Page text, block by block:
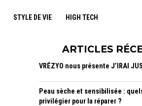
STYLE DE VIE HIGH TECH
ARTICLES
VRÉZYO nous présente J’IRAI
Peau sèche et sensibilisée :
privilégier pour la réparer ?